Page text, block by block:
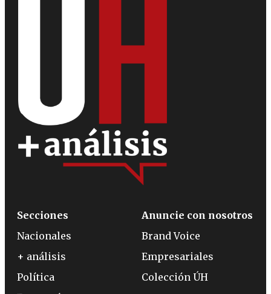
Secciones
Nacionales
+ análisis
Política
Anuncie con nosotros
Brand Voice
Empresariales
Colección ÚH